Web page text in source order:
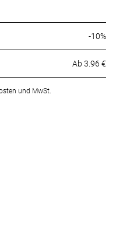
-10%
Ab 3.96 €
und MwSt.